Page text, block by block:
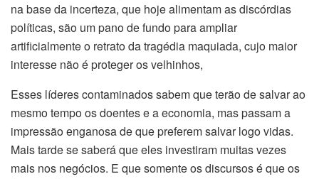
na base da incerteza, que hoje alimentam as discórdias
políticas, são um pano de fundo para ampliar
artificialmente o retrato da tragédia maquiada, cujo maior
interesse não é proteger os velhinhos,
Esses líderes contaminados sabem que terão de salvar ao
mesmo tempo os doentes e a economia, mas passam a
impressão enganosa de que preferem salvar logo vidas.
Mais tarde se saberá que eles investiram muitas vezes
mais nos negócios. E que somente os discursos é que os